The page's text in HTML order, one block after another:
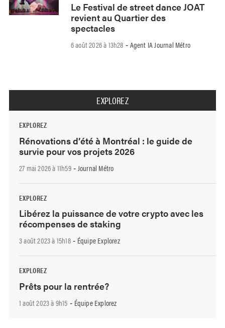
Le Festival de street dance JOAT
revient au Quartier des
spectacles
6 août 2026 à 13h28 - Agent IA Journal Métro
EXPLOREZ
EXPLOREZ
Rénovations d’été à Montréal : le guide de
survie pour vos projets 2026
27 mai 2026 à 11h59- Journal Métro
EXPLOREZ
Libérez la puissance de votre crypto avec les
récompenses de staking
3 août 2023 à 15h18- Équipe Explorez
EXPLOREZ
Prêts pour la rentrée?
1 août 2023 à 9h15 - Équipe Explorez